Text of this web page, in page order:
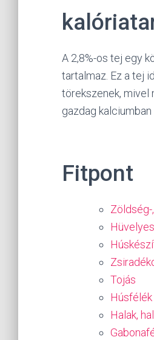
A 2,8%-os tej egy
tartalmaz. Ez a tej
törekszenek, mivel
gazdag
Fitpont
Tojás
Húsfélék
Halak,